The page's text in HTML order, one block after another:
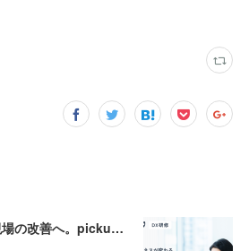
顧客の「生の声」を、現場の改善へ。pickupon、実践型「DX人材育成研修」の提供を開始